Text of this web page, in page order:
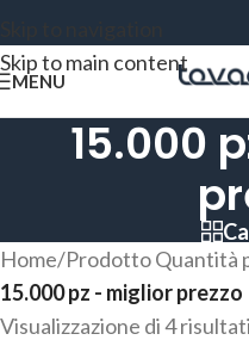
Skip to main content
MENU
15.000
Home/Prodotto Quantità
15.000 pz - miglior prezzo
Visualizzazione di 4 risultati